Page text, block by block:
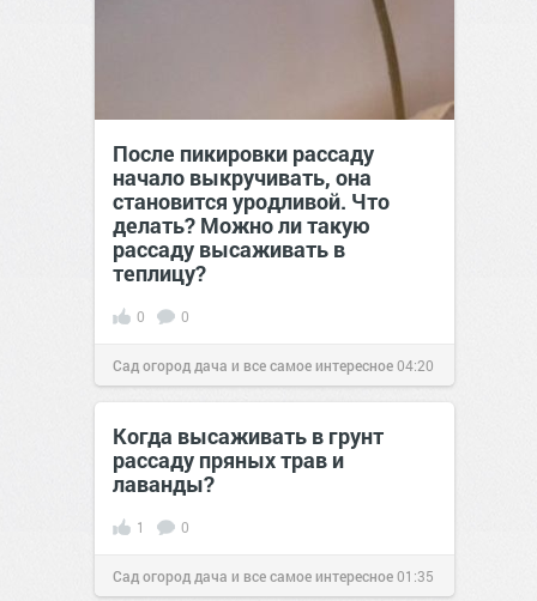
После пикировки рассаду
начало выкручивать, она
становится уродливой. Что
делать? Можно ли такую
рассаду высаживать в
теплицу?
0 0
Сад огород дача и все самое интересное04:20
13 апр 2016
Когда высаживать в грунт
рассаду пряных трав и
лаванды?
1 0
Сад огород дача и все самое интересное01:35